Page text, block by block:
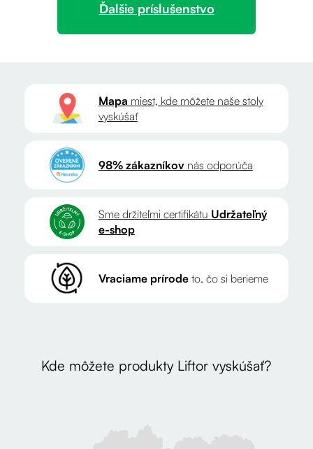
Ďalšie príslušenstvo
Mapa miest, kde môžete naše stoly
vyskúšať
98% zákazníkovnás odporúča
Sme držiteľmi certifikátu Udržateľný
e-shop
Vraciame prírodeto, čo si berieme
Kde môžete produkty Liftor vyskúšať?